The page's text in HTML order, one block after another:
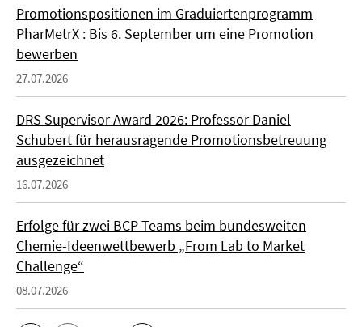
Promotionspositionen im Graduiertenprogramm
PharMetrX : Bis 6. September um eine Promotion
bewerben
27.07.2026
DRS Supervisor Award 2026: Professor Daniel
Schubert für herausragende Promotionsbetreuung
ausgezeichnet
16.07.2026
Erfolge für zwei BCP-Teams beim bundesweiten
Chemie-Ideenwettbewerb „From Lab to Market
Challenge“
08.07.2026